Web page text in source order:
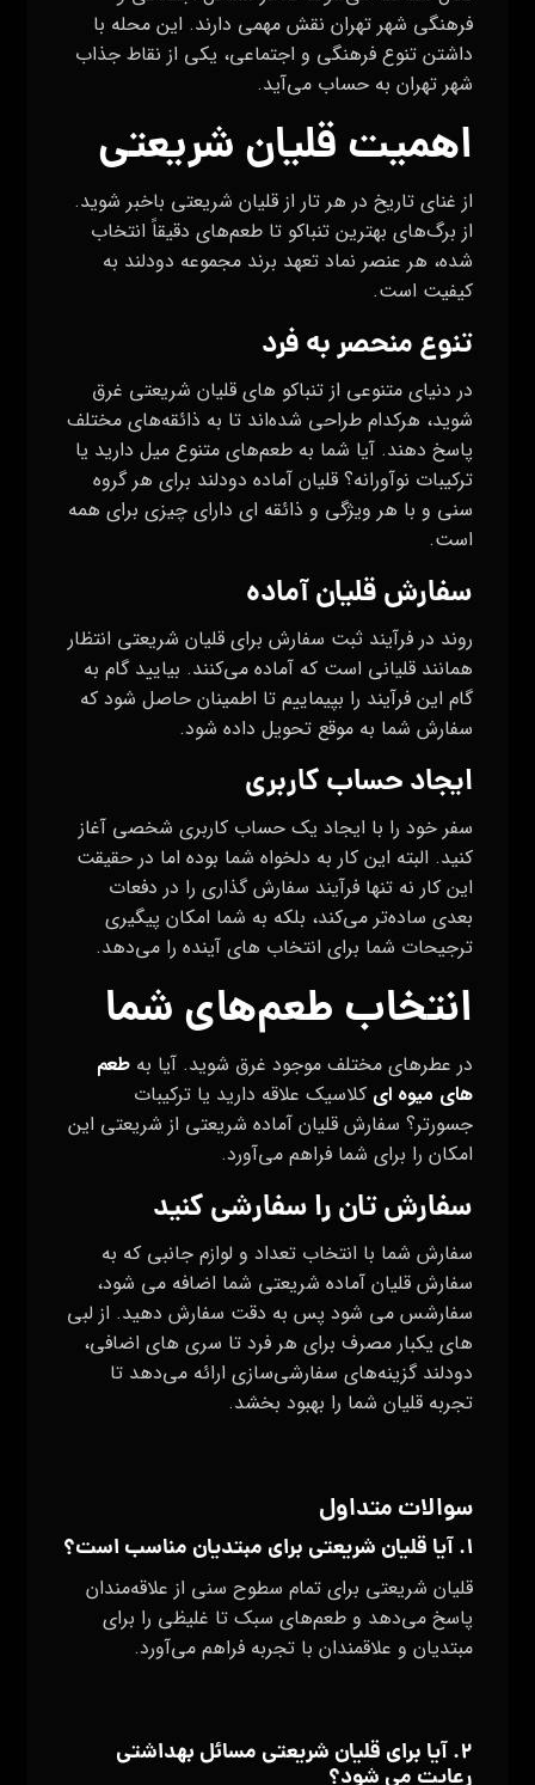
فرهنگی شهر تهران نقش مهمی دارند. این محله با
داشتن تنوع فرهنگی و اجتماعی، یکی از نقاط جذاب
شهر تهران به حساب می‌آید.
اهمیت قلیان شریعتی
از غنای تاریخ در هر تار از قلیان شریعتی باخبر شوید.
از برگ‌های بهترین تنباکو تا طعم‌های دقیقاً انتخاب
شده، هر عنصر نماد تعهد برند مجموعه دودلند به
کیفیت است.
تنوع منحصر به‌ فرد
در دنیای متنوعی از تنباکو ‌های قلیان شریعتی غرق
شوید، هرکدام طراحی شده‌اند تا به ذائقه‌های مختلف
پاسخ دهند. آیا شما به طعم‌های متنوع میل دارید یا
ترکیبات نوآورانه؟ قلیان آماده دودلند برای هر گروه
سنی و با هر ویژگی و ذائقه ای دارای چیزی برای همه
است.
سفارش قلیان آماده
روند در فرآیند ثبت سفارش برای قلیان شریعتی انتظار
همانند قلیانی است که آماده می‌کنند. بیایید گام به
گام این فرآیند را بپیماییم تا اطمینان حاصل شود که
سفارش شما به موقع تحویل داده شود.
ایجاد حساب کاربری
سفر خود را با ایجاد یک حساب کاربری شخصی آغاز
کنید. البته این کار به دلخواه شما بوده اما در حقیقت
این کار نه ‌تنها فرآیند سفارش گذاری را در دفعات
بعدی ساده‌تر می‌کند، بلکه به شما امکان پیگیری
ترجیحات شما برای انتخاب های آینده را می‌دهد.
انتخاب طعم‌های شما
در عطرهای مختلف موجود غرق شوید. آیا بهطعم‌
های میوه‌ ای کلاسیک علاقه دارید یا ترکیبات
جسورتر؟ سفارش قلیان آماده شریعتی از شریعتی این
امکان را برای شما فراهم می‌آورد.
سفارش تان را سفارشی کنید
سفارش شما با انتخاب تعداد و لوازم جانبی که به
سفارش قلیان آماده شریعتی شما اضافه می شود،
سفارشس می شود پس به دقت سفارش دهید. از لبی
های یکبار مصرف برای هر فرد تا سری های اضافی،
دودلند گزینه‌های سفارشی‌سازی ارائه می‌دهد تا
تجربه قلیان شما را بهبود بخشد.
سوالات متداول
۱. آیا قلیان شریعتی برای مبتدیان مناسب است؟
قلیان شریعتی برای تمام سطوح سنی از علاقه‌مندان
پاسخ می‌دهد و طعم‌های سبک تا غلیظی را برای
مبتدیان و علاقمندان با تجربه فراهم می‌آورد.
۲. آیا برای قلیان شریعتی مسائل بهداشتی